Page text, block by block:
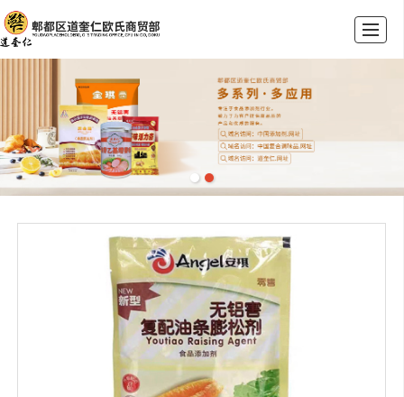
公司介绍 产品展示 新闻动态 联系我们